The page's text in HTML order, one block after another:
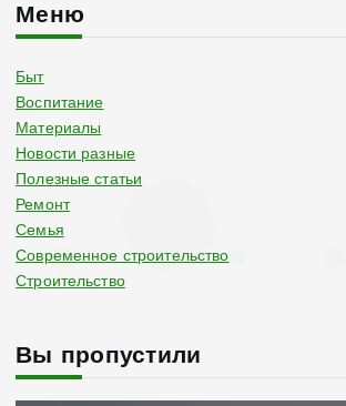
Меню
Быт
Воспитание
Материалы
Новости разные
Полезные статьи
Ремонт
Семья
Современное строительство
Строительство
Вы пропустили